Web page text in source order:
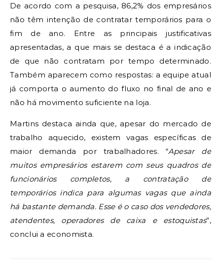
De acordo com a pesquisa, 86,2% dos empresários
não têm intenção de contratar temporários para o
fim de ano. Entre as principais justificativas
apresentadas, a que mais se destaca é a indicação
de que não contratam por tempo determinado.
Também aparecem como respostas: a equipe atual
já comporta o aumento do fluxo no final de ano e
não há movimento suficiente na loja.
Martins destaca ainda que, apesar do mercado de
trabalho aquecido, existem vagas específicas de
maior demanda por trabalhadores. “Apesar de
muitos empresários estarem com seus quadros de
funcionários completos, a contratação de
temporários indica para algumas vagas que ainda
há bastante demanda. Esse é o caso dos vendedores,
atendentes, operadores de caixa e estoquistas”,
conclui a economista.